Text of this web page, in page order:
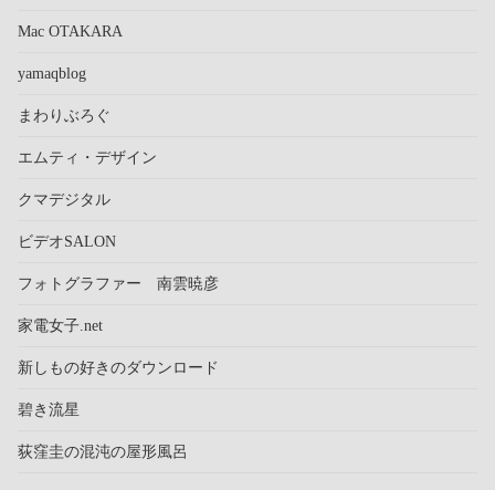
Mac OTAKARA
yamaqblog
まわりぶろぐ
エムティ・デザイン
クマデジタル
ビデオSALON
フォトグラファー 南雲暁彦
家電女子.net
新しもの好きのダウンロード
碧き流星
荻窪圭の混沌の屋形風呂